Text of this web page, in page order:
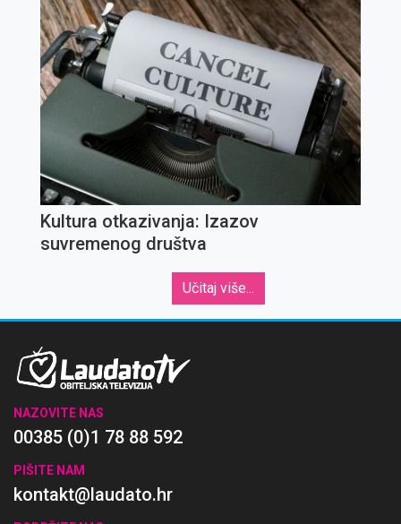
Kultura otkazivanja: Izazov
suvremenog društva
Učitaj više...
NAZOVITE NAS
00385 (0)1 78 88 592
PIŠITE NAM
kontakt@laudato.hr